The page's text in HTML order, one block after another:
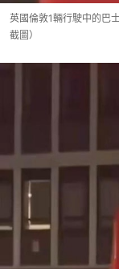
英國倫敦1輛行駛中的巴
截圖）